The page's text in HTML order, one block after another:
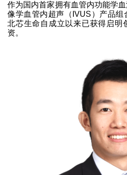
作为国内首家拥有血管内功能学
像学血管内超声（IVUS）产品组
北芯生命自成立以来已获得启明
资。